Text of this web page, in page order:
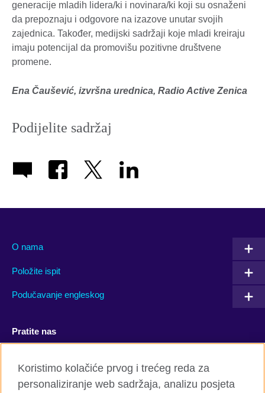
generacije mladih lidera/ki i novinara/ki koji su osnaženi
da prepoznaju i odgovore na izazove unutar svojih
zajednica. Također, medijski sadržaji koje mladi kreiraju
imaju potencijal da promovišu pozitivne društvene
promene.
Ena Čaušević, izvršna urednica, Radio Active Zenica
Podijelite sadržaj
O nama
Položite ispit
Podučavanje engleskog
Pratite nas
Twitter Flickr
Koristimo kolačiće prvog i trećeg reda za
personaliziranje web sadržaja, analizu posjeta